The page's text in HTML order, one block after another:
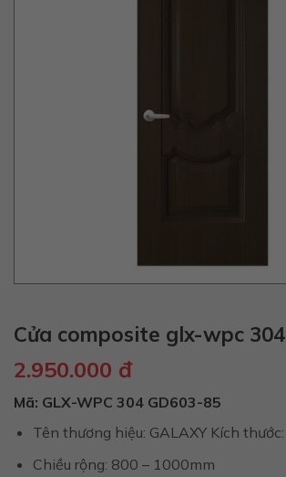
Cửa composite glx-wpc 304
2.950.000 đ
Mã: GLX-WPC 304 GD603-85
Tên thương hiệu: GALAXY Kích thước:
Chiều rộng: 800 – 1000mm